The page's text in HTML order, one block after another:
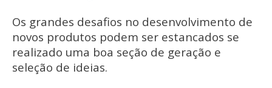
Os grandes desafios no desenvolvimento de
novos produtos podem ser estancados se
realizado uma boa seção de geração e
seleção de ideias.